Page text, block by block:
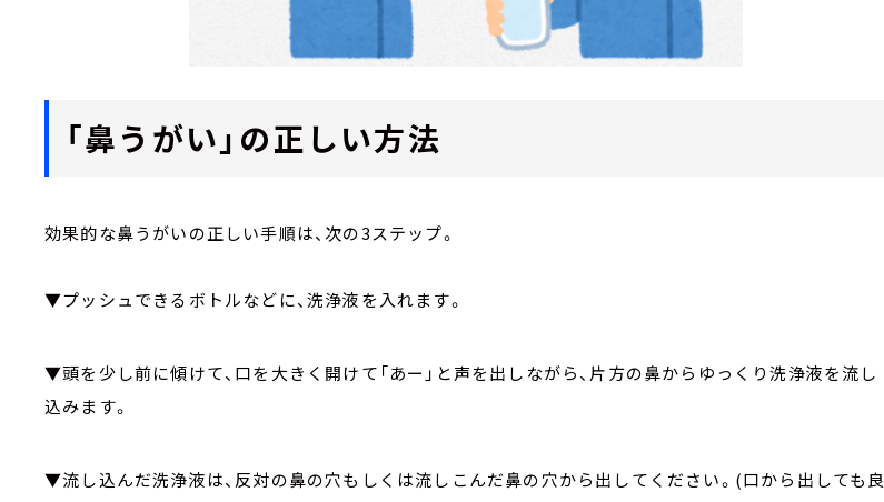
「鼻うがい」の正しい方法
効果的な鼻うがいの正しい手順は、次の3ステップ。
▼プッシュできるボトルなどに、洗浄液を入れます。
▼頭を少し前に傾けて、口を大きく開けて「あー」と声を出しながら、片方の鼻からゆっくり洗浄液を流し
込みます。
▼流し込んだ洗浄液は、反対の鼻の穴もしくは流しこんだ鼻の穴から出してください。(口から出しても良